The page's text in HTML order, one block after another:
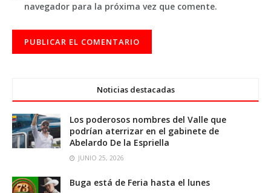
navegador para la próxima vez que comente.
Noticias destacadas
Los poderosos nombres del Valle que
podrían aterrizar en el gabinete de
Abelardo De la Espriella
JUNIO 25, 2026
Buga está de Feria hasta el lunes